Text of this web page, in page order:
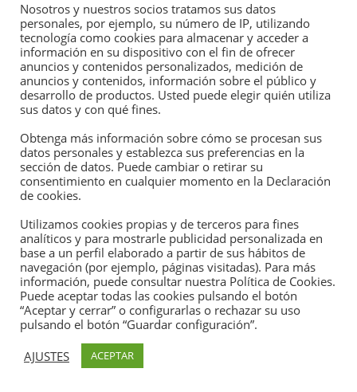
INFORME ASEGRAIN ABRIL’21
INFORME ASEGRAIN OCTUBRE’21
Deja una respuesta
Nosotros y nuestros socios tratamos sus datos
personales, por ejemplo, su número de IP, utilizando
tecnología como cookies para almacenar y acceder a
información en su dispositivo con el fin de ofrecer
anuncios y contenidos personalizados, medición de
anuncios y contenidos, información sobre el público y
desarrollo de productos. Usted puede elegir quién utiliza
sus datos y con qué fines.
Obtenga más información sobre cómo se procesan sus
datos personales y establezca sus preferencias en la
sección de datos. Puede cambiar o retirar su
consentimiento en cualquier momento en la Declaración
de cookies.
Utilizamos cookies propias y de terceros para fines
analíticos y para mostrarle publicidad personalizada en
base a un perfil elaborado a partir de sus hábitos de
navegación (por ejemplo, páginas visitadas). Para más
información, puede consultar nuestra Política de Cookies.
Puede aceptar todas las cookies pulsando el botón
“Aceptar y cerrar” o configurarlas o rechazar su uso
pulsando el botón “Guardar configuración”.
AJUSTES
ACEPTAR